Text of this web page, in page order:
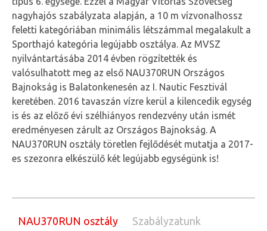
nagyhajós szabályzata alapján, a 10 m vízvonalhossz
feletti kategóriában minimális létszámmal megalakult a
Sporthajó kategória legújabb osztálya. Az MVSZ
nyilvántartásába 2014 évben rögzítették és
valósulhatott meg az első NAU370RUN Országos
Bajnokság is Balatonkenesén az I. Nautic Fesztivál
keretében. 2016 tavaszán vízre kerül a kilencedik egység
is és az előző évi szélhiányos rendezvény után ismét
eredményesen zárult az Országos Bajnokság. A
NAU370RUN osztály töretlen fejlődését mutatja a 2017-
es szezonra elkészülő két legújabb egységünk is!
NAU370RUN osztály Szabályzatunk